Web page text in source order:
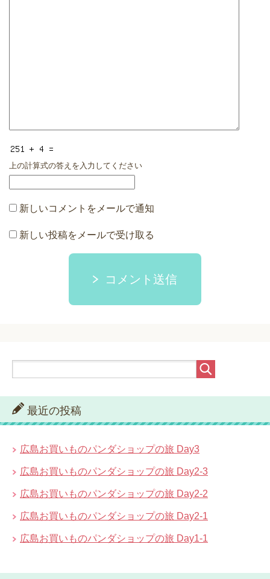
上の計算式の答えを入力してください
新しいコメントをメールで通知
新しい投稿をメールで受け取る
コメント送信
最近の投稿
広島お買いものパンダショップの旅 Day3
広島お買いものパンダショップの旅 Day2-3
広島お買いものパンダショップの旅 Day2-2
広島お買いものパンダショップの旅 Day2-1
広島お買いものパンダショップの旅 Day1-1